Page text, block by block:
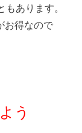
あります。
お得なので
う